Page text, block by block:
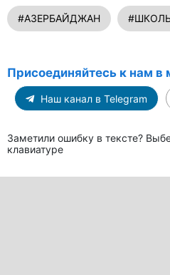
#АЗЕРБАЙДЖАН
Присоединяйтесь к нам
Наш канал в Telegram
Заметили ошибку в тексте?
клавиатуре